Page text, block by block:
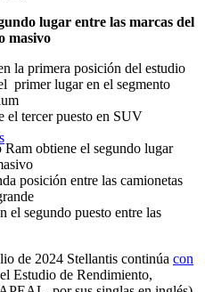
Encantador
lugar entre las marcas del
masivo
la primera posición del estudio
primer lugar en el segmento
el tercer puesto en SUV
obtiene el segundo lugar
posición entre las camionetas
el segundo puesto entre las
de 2024 Stellantis continúa con
Estudio de Rendimiento,